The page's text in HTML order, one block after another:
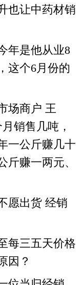
也让中药材销
是他从业8
这个6月份的
商户 王
销售几吨，
一公斤赚几十
斤赚一两元、
出货 经销
三五天价格
因？